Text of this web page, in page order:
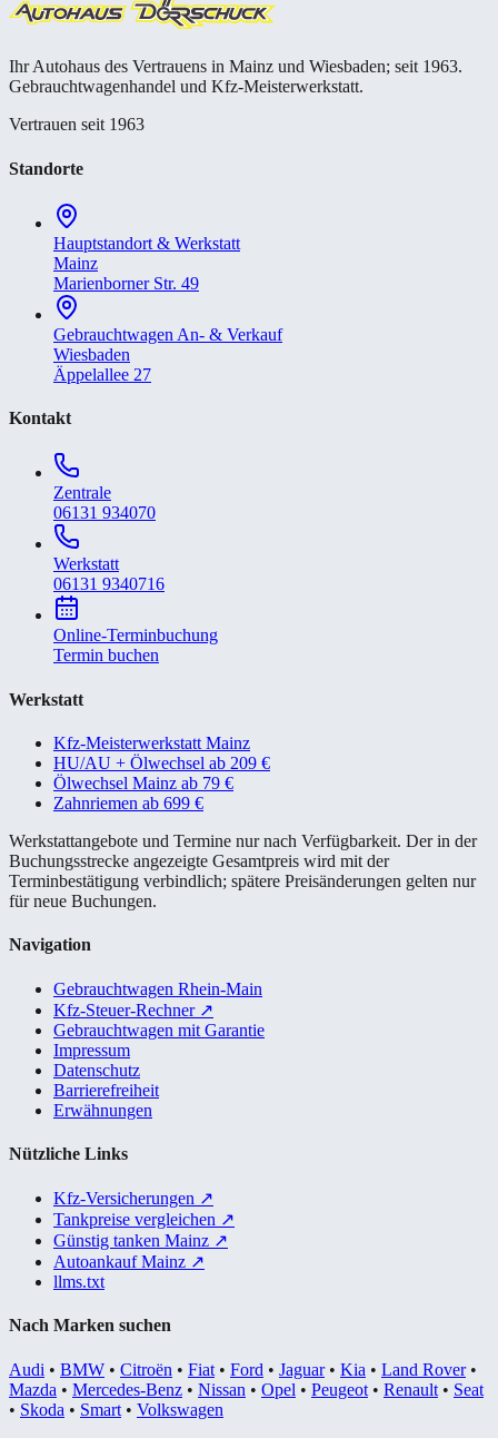
Ihr Autohaus des Vertrauens in Mainz und Wiesbaden; seit 1963.
Gebrauchtwagenhandel und Kfz-Meisterwerkstatt.
Vertrauen seit 1963
Standorte
Hauptstandort & Werkstatt
Mainz
Marienborner Str. 49
Gebrauchtwagen An- & Verkauf
Wiesbaden
Äppelallee 27
Kontakt
Zentrale
06131 934070
Werkstatt
06131 9340716
Online-Terminbuchung
Termin buchen
Werkstatt
Kfz-Meisterwerkstatt Mainz
HU/AU + Ölwechsel ab 209 €
Ölwechsel Mainz ab 79 €
Zahnriemen ab 699 €
Werkstattangebote und Termine nur nach Verfügbarkeit. Der in der
Buchungsstrecke angezeigte Gesamtpreis wird mit der
Terminbestätigung verbindlich; spätere Preisänderungen gelten nur
für neue Buchungen.
Navigation
Gebrauchtwagen Rhein-Main
Kfz-Steuer-Rechner ↗
Gebrauchtwagen mit Garantie
Impressum
Datenschutz
Barrierefreiheit
Erwähnungen
Nützliche Links
Kfz-Versicherungen ↗
Tankpreise vergleichen ↗
Günstig tanken Mainz ↗
Autoankauf Mainz ↗
llms.txt
Nach Marken suchen
Audi • BMW • Citroën • Fiat • Ford • Jaguar• Kia • Land Rover•
Mazda • Mercedes-Benz • Nissan • Opel • Peugeot • Renault • Seat
• Skoda • Smart • Volkswagen